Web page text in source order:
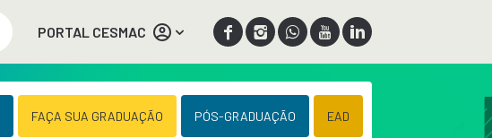
PORTAL CESMAC
FAÇA SUA GRADUAÇÃO PÓS-GRADUAÇÃO EAD